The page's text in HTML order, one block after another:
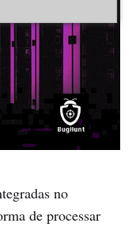
no
de processar